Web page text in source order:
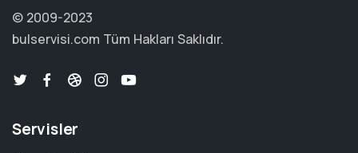
© 2009-2023
bulservisi.com Tüm Hakları Saklıdır.
Servisler